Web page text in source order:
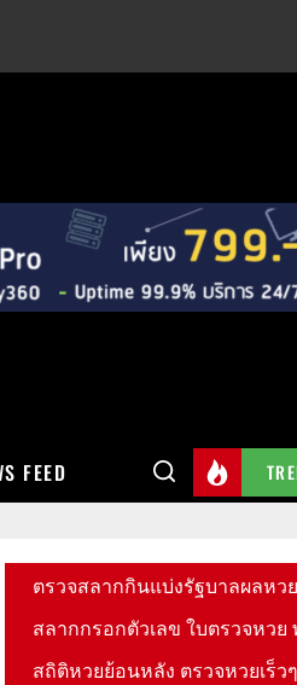
FEED
ตรวจสลากกินแบ่งรัฐบาลผลหว
สลากกรอกตัวเลข ใบตรวจหวย
สถิติหวยย้อนหลัง ตรวจหวยเร็ว